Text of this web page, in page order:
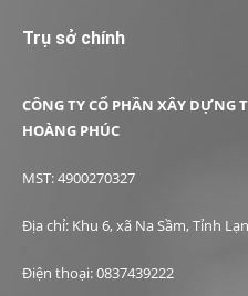
Trụ sở chính
CÔNG TY CỔ PHẦN XÂY DỰNG
HOÀNG PHÚC
MST: 4900270327
Địa chỉ: Khu 6, xã Na Sầm, Tỉnh
Điện thoại: 0837439222